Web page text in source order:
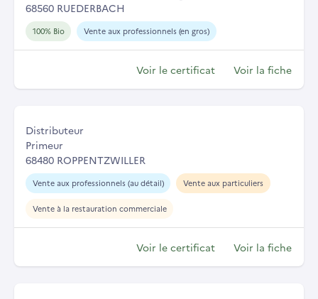
68560 RUEDERBACH
100% Bio Vente aux professionnels (en gros)
Voir le certificat Voir la fiche
Distributeur
Primeur
68480 ROPPENTZWILLER
Vente aux professionnels (au détail) Vente aux particuliers
Vente à la restauration commerciale
Voir le certificat Voir la fiche